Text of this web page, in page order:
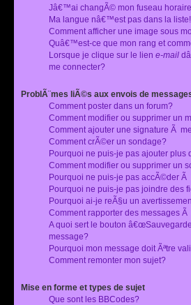
Jâ€™ai changÃ© mon fuseau
Ma langue nâ€™est pas dans la liste!
Comment afficher une image sous
Quâ€™est-ce que mon rang et
Lorsque je clique sur le lien e-mail
me connecter?
ProblÃ¨mes liÃ©s aux envois de
Comment poster dans un forum?
Comment modifier ou supprimer un
Comment ajouter une signature Ã
Comment crÃ©er un sondage?
Pourquoi ne puis-je pas ajouter
Comment modifier ou supprimer un
Pourquoi ne puis-je pas accÃ©der Ã
Pourquoi ne puis-je pas joindre des
Pourquoi ai-je reÃ§u un
Comment rapporter des messages
A quoi sert le bouton
message?
Pourquoi mon message doit Ãªtre
Comment remonter mon sujet?
Mise en forme et types de sujet
Que sont les BBCodes?